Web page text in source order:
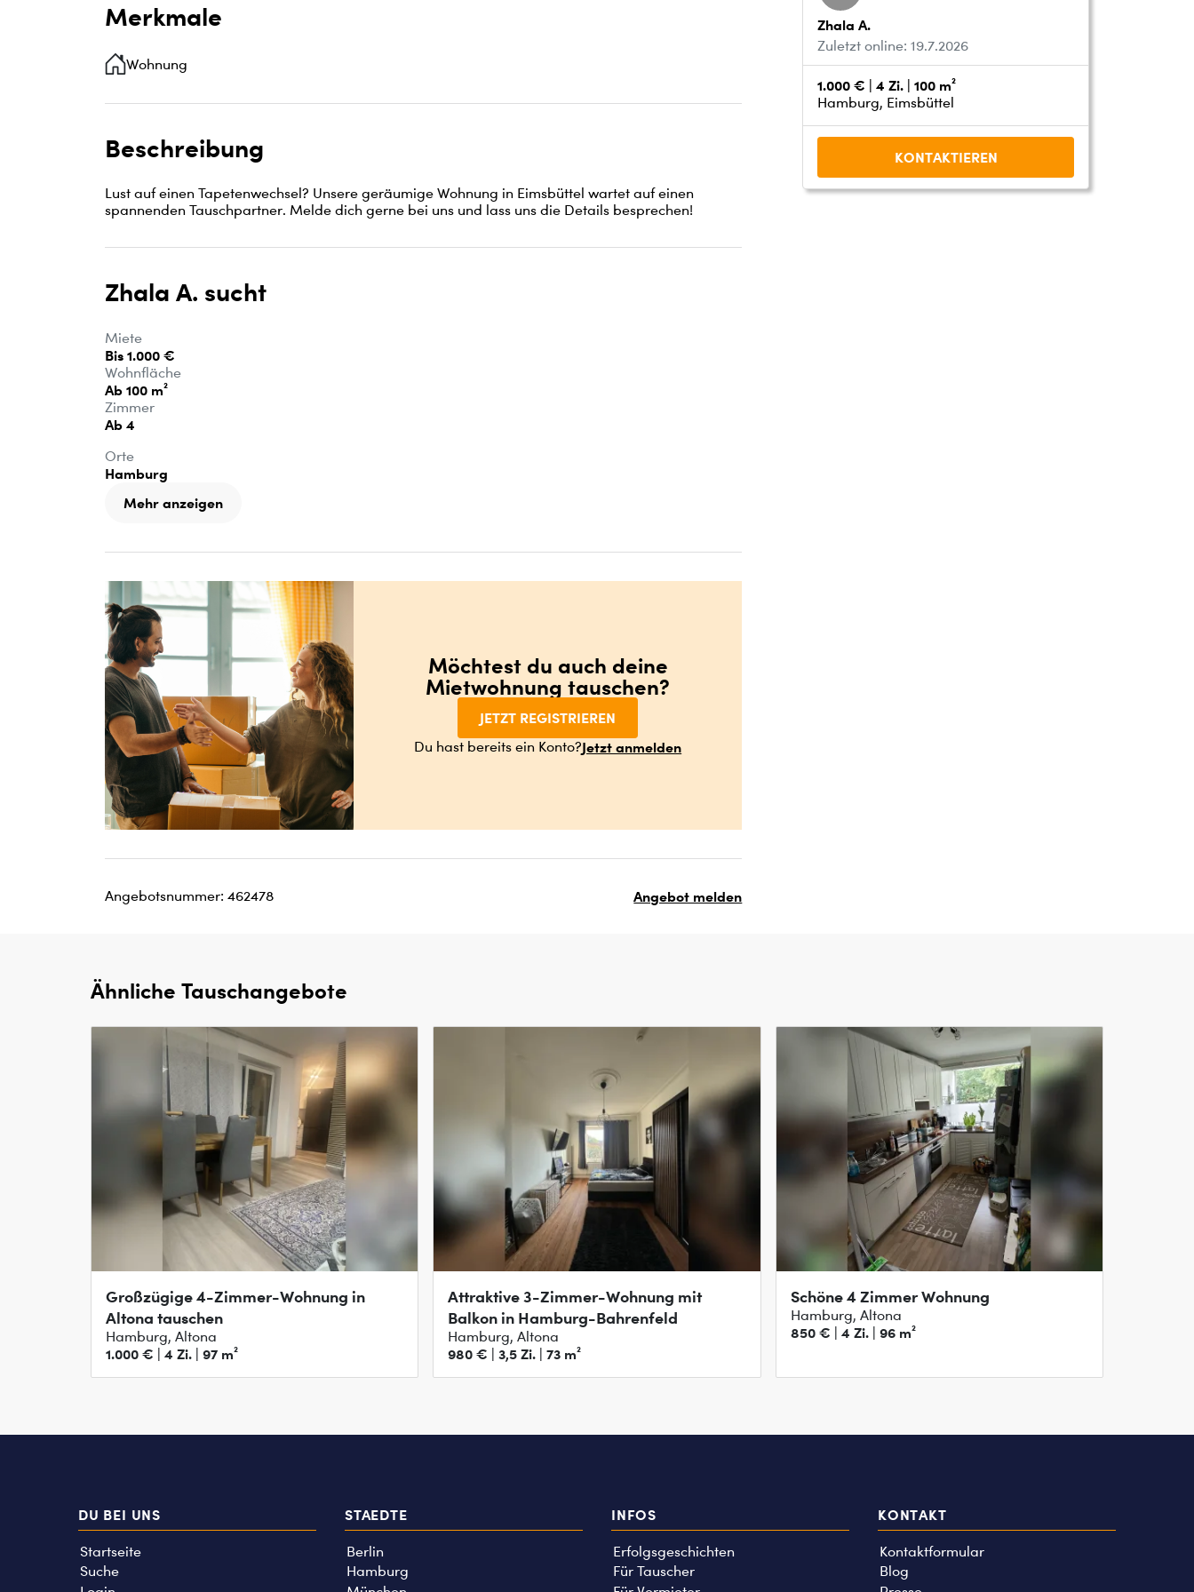
Merkmale
Wohnung
Beschreibung
Lust auf einen Tapetenwechsel? Unsere geräumige Wohnung in Eimsbüttel wartet auf einen
spannenden Tauschpartner. Melde dich gerne bei uns und lass uns die Details besprechen!
Zhala A. sucht
Miete
Bis 1.000 €
Wohnfläche
Ab 100 m²
Zimmer
Ab 4
Orte
Hamburg
Mehr anzeigen
Möchtest du auch deine
Mietwohnung tauschen?
JETZT REGISTRIEREN
Du hast bereits ein Konto?Jetzt anmelden
Angebotsnummer: 462478 Angebot melden
Zhala A.
Zuletzt online: 19.7.2026
1.000 € | 4 Zi. | 100 m²
Hamburg, Eimsbüttel
KONTAKTIEREN
Ähnliche Tauschangebote
Großzügige 4-Zimmer-Wohnung in
Altona tauschen
Hamburg, Altona
1.000 € | 4 Zi. | 97 m²
Attraktive 3-Zimmer-Wohnung mit
Balkon in Hamburg-Bahrenfeld
Hamburg, Altona
980 € | 3,5 Zi. | 73 m²
Schöne 4 Zimmer Wohnung
Hamburg, Altona
850 € | 4 Zi. | 96 m²
DU BEI UNS
Startseite
Suche
STAEDTE
Berlin
Hamburg
INFOS
Erfolgsgeschichten
Für Tauscher
KONTAKT
Kontaktformular
Blog